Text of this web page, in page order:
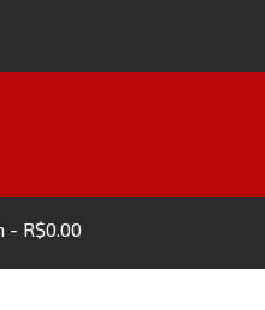
143 com FRETE GRÁTIS -
R$0.00